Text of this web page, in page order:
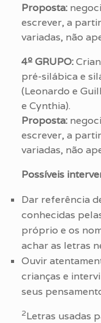
Proposta:
escrever, a
variadas, não
4º GRUPO:
pré-silábica e
(Leonardo e
e Cynthia).
Proposta:
escrever, a
variadas, não
Possíveis
Dar referência
conhecidas
próprio e os
achar as letras
Ouvir
crianças e
seus
2Letras usadas